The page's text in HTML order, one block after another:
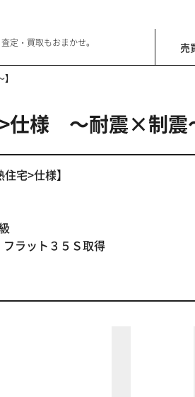
定・買取もおまかせ。 売
仕様 ～耐震×制震
宅>仕様】
ラット３５Ｓ取得